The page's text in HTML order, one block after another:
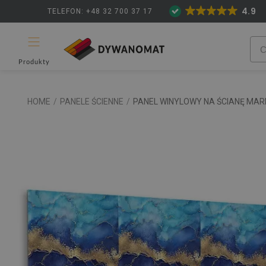
TELEFON: +48 32 700 37 17 4.9
Produkty
HOME / PANELE ŚCIENNE / PANEL WINYLOWY NA ŚCIANĘ